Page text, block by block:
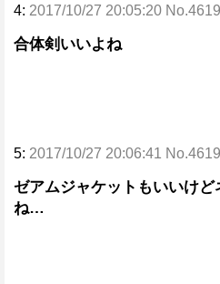
4: 2017/10/27 20:05:20
合体剣いいよね
5: 2017/10/27 20:06:41
ゼアムジャケットもいいけ
ね…